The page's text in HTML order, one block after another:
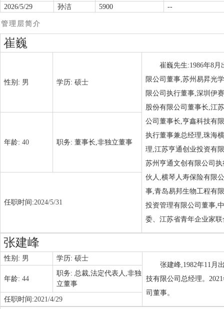
2026/5/29
孙洁 5900 --
管理层简介
崔巍
性别: 男 学历: 硕士
崔巍先生:1986年8
限公司董事,苏州易昇光
限公司执行董事,深圳伊
股份有限公司董事长,江
公司董事长,亨鑫科技有
执行董事兼总经理,珠海
理,江苏亨通创业投资有
苏州亨通文创有限公司
伙人,横琴人寿保险有限
事,青岛易邦生物工程有
投资管理有限公司董事,
委、江苏省青年企业家
年龄: 40 职务: 董事长,非独立董事
任职时间:2024/5/31
张建峰
性别: 男 学历: 硕士
张建峰,1982年11月
技有限公司总经理。
司董事。
年龄: 44
职务: 总裁,法定代表人,非独
立董事
任职时间:2021/4/29